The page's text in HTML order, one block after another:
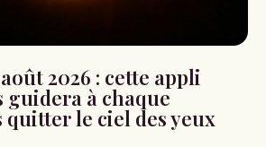
2026 : cette appli
guidera à chaque
quitter le ciel des yeux